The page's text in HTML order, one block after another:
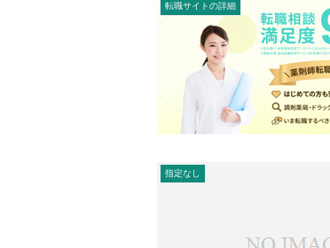
転職サイトの詳細
指定なし